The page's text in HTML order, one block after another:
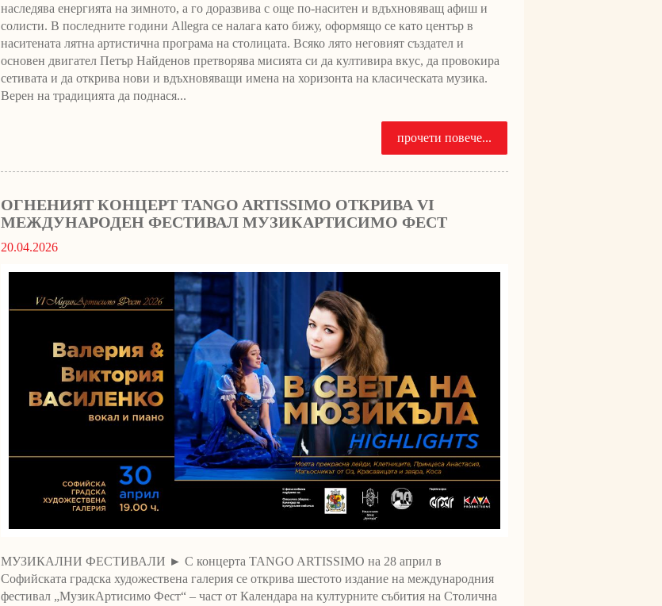
наследява енергията на зимното, а го доразвива с още по-наситен и вдъхновяващ афиш и
солисти. В последните години Allegra се налага като бижу, оформящо се като център в
наситената лятна артистична програма на столицата. Всяко лято неговият създател и
основен двигател Петър Найденов претворява мисията си да култивира вкус, да провокира
сетивата и да открива нови и вдъхновяващи имена на хоризонта на класическата музика.
Верен на традицията да поднася...
прочети повече...
ОГНЕНИЯТ КОНЦЕРТ TANGO ARTISSIMO ОТКРИВА VI
МЕЖДУНАРОДЕН ФЕСТИВАЛ МУЗИКАРТИСИМО ФЕСТ
20.04.2026
МУЗИКАЛНИ ФЕСТИВАЛИ ► С концерта TANGO ARTISSIMO на 28 април в
Софийската градска художествена галерия се открива шестото издание на международния
фестивал „МузикАртисимо Фест“ – част от Календара на културните събития на Столична